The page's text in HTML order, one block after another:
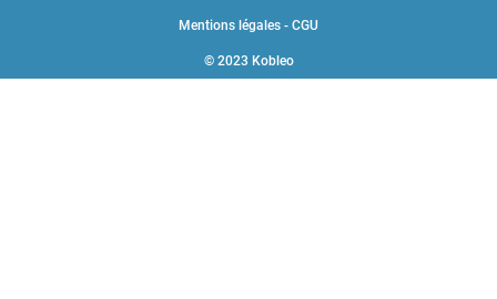
© 2023 Kobleo
Mentions légales - CGU